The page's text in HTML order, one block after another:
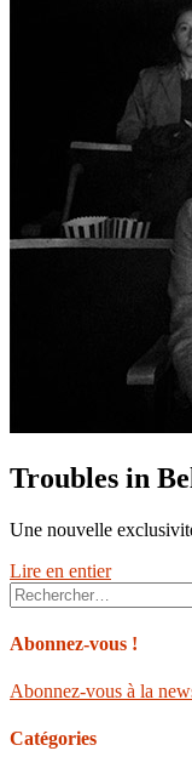
Troubles in
Une nouvelle
Lire en entier
Rechercher :
Abonnez-vous !
Abonnez-vous à la
Catégories